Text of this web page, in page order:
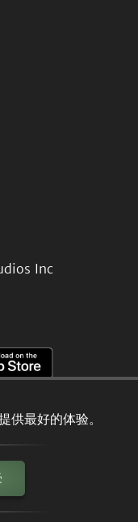
最好的体验。
Inc